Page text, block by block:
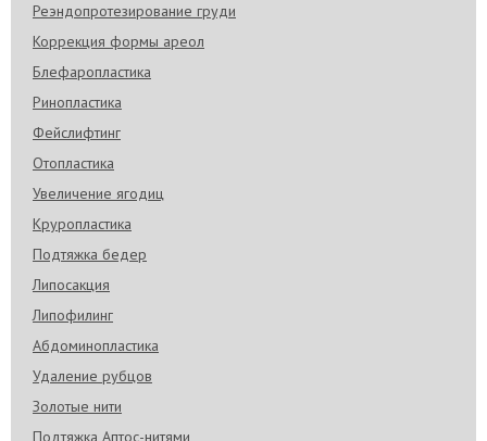
Реэндопротезирование груди
Коррекция формы ареол
Блефаропластика
Ринопластика
Фейслифтинг
Отопластика
Увеличение ягодиц
Круропластика
Подтяжка бедер
Липосакция
Липофилинг
Абдоминопластика
Удаление рубцов
Золотые нити
Подтяжка Аптос-нитями